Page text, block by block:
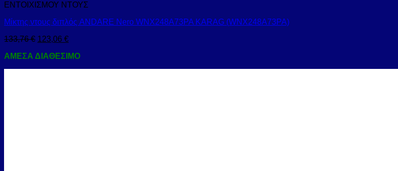
ΕΝΤΟΙΧΙΣΜΟΥ ΝΤΟΥΣ
Μίκτης ντους διπλός ANDARE Nero WNX248A73PA KARAG (WNX248A73PA)
133,76€ 123,06 €
ΑΜΕΣΑ ΔΙΑΘΕΣΙΜΟ